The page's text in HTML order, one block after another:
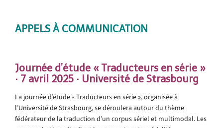
APPELS À COMMUNICATION
Journée d’étude « Traducteurs en série »
· 7 avril 2025 · Université de Strasbourg
La journée d’étude « Traducteurs en série », organisée à
l’Université de Strasbourg, se déroulera autour du thème
fédérateur de la traduction d’un corpus sériel et multimodal. Les